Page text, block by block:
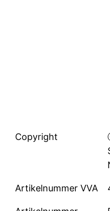
Copyright
Artikelnummer VVA